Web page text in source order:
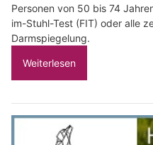
Personen von 50 bis 74
im-Stuhl-Test (FIT) oder alle
Darmspiegelung.
Weiterlesen